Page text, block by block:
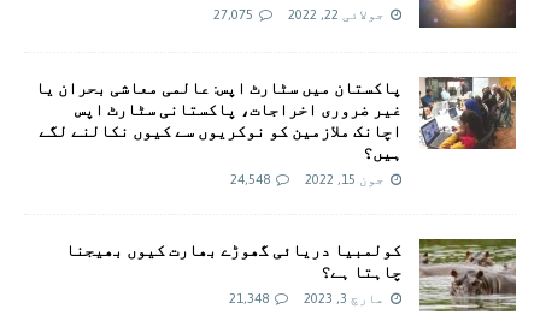
جولائی 22, 2022 27,075
پاکستان میں سٹارٹ اپس: عالمی معاشی بحران یا
غیر ضروری اخراجات، پاکستانی سٹارٹ اپس
اچانک ملازمین کو نوکریوں سے کیوں نکالنے لگے
ہیں؟
جون 15, 2022 24,548
کولمبیا دریائی گھوڑے بھارت کیوں بھیجنا
چاہتا ہے؟
مارچ 3, 2023 21,348